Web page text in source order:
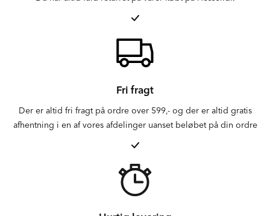
Fri fragt
Der er altid fri fragt på ordre over 599,- og der er altid gratis
afhentning i en af vores afdelinger uanset beløbet på din ordre